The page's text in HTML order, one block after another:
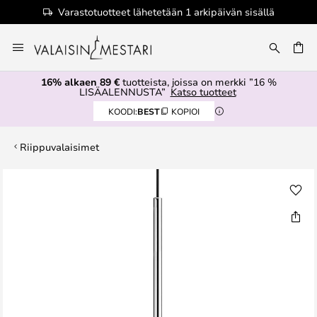
Varastotuotteet lähetetään 1 arkipäivän sisällä
to
Content
16% alkaen 89 €tuotteista, joissa on merkki ”16 %
LISÄALENNUSTA” Katso tuotteet
KOODI:BEST KOPIOI
Riippuvalaisimet